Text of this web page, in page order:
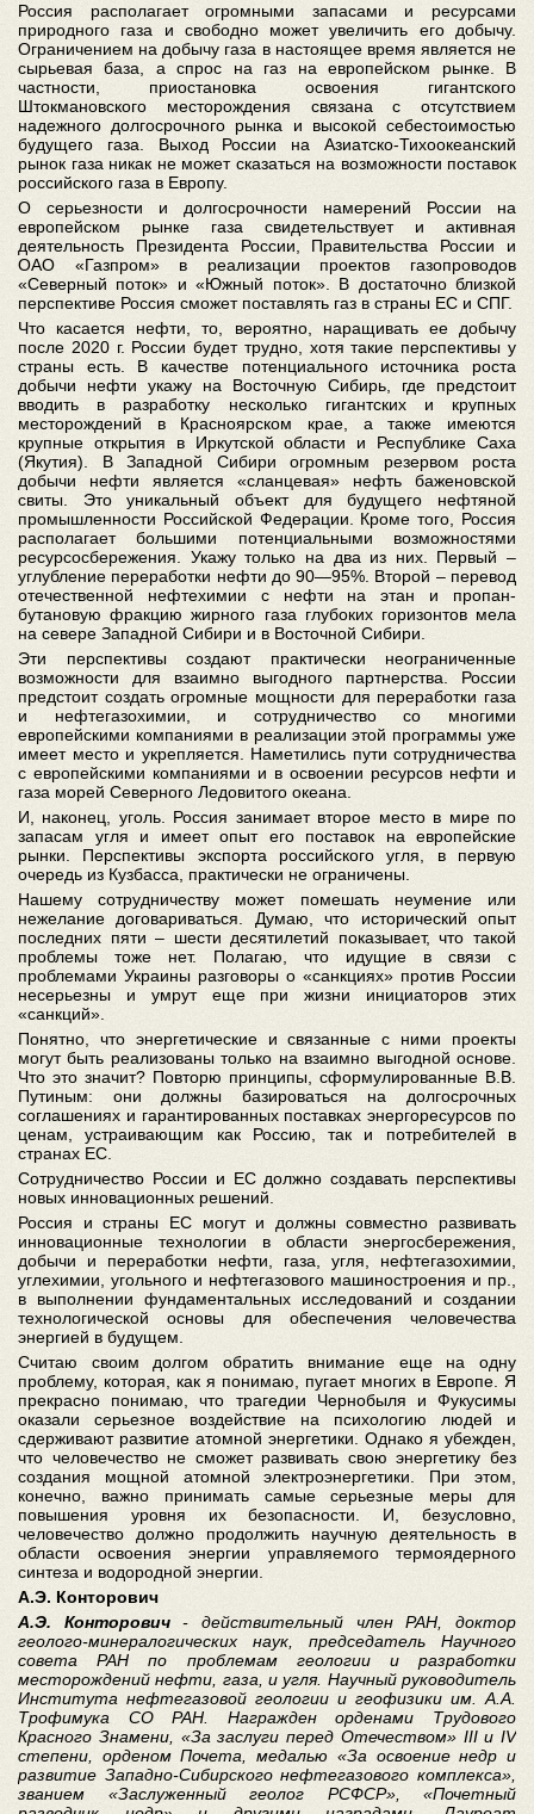
Россия располагает огромными запасами и ресурсами
природного газа и свободно может увеличить его добычу.
Ограничением на добычу газа в настоящее время является не
сырьевая база, а спрос на газ на европейском рынке. В
частности, приостановка освоения гигантского
Штокмановского месторождения связана с отсутствием
надежного долгосрочного рынка и высокой себестоимостью
будущего газа. Выход России на Азиатско-Тихоокеанский
рынок газа никак не может сказаться на возможности поставок
российского газа в Европу.
О серьезности и долгосрочности намерений России на
европейском рынке газа свидетельствует и активная
деятельность Президента России, Правительства России и
ОАО «Газпром» в реализации проектов газопроводов
«Северный поток» и «Южный поток». В достаточно близкой
перспективе Россия сможет поставлять газ в страны ЕС и СПГ.
Что касается нефти, то, вероятно, наращивать ее добычу
после 2020 г. России будет трудно, хотя такие перспективы у
страны есть. В качестве потенциального источника роста
добычи нефти укажу на Восточную Сибирь, где предстоит
вводить в разработку несколько гигантских и крупных
месторождений в Красноярском крае, а также имеются
крупные открытия в Иркутской области и Республике Саха
(Якутия). В Западной Сибири огромным резервом роста
добычи нефти является «сланцевая» нефть баженовской
свиты. Это уникальный объект для будущего нефтяной
промышленности Российской Федерации. Кроме того, Россия
располагает большими потенциальными возможностями
ресурсосбережения. Укажу только на два из них. Первый –
углубление переработки нефти до 90—95%. Второй – перевод
отечественной нефтехимии c нефти на этан и пропан-
бутановую фракцию жирного газа глубоких горизонтов мела
на севере Западной Сибири и в Восточной Сибири.
Эти перспективы создают практически неограниченные
возможности для взаимно выгодного партнерства. России
предстоит создать огромные мощности для переработки газа
и нефтегазохимии, и сотрудничество со многими
европейскими компаниями в реализации этой программы уже
имеет место и укрепляется. Наметились пути сотрудничества
с европейскими компаниями и в освоении ресурсов нефти и
газа морей Северного Ледовитого океана.
И, наконец, уголь. Россия занимает второе место в мире по
запасам угля и имеет опыт его поставок на европейские
рынки. Перспективы экспорта российского угля, в первую
очередь из Кузбасса, практически не ограничены.
Нашему сотрудничеству может помешать неумение или
нежелание договариваться. Думаю, что исторический опыт
последних пяти – шести десятилетий показывает, что такой
проблемы тоже нет. Полагаю, что идущие в связи с
проблемами Украины разговоры о «санкциях» против России
несерьезны и умрут еще при жизни инициаторов этих
«санкций».
Понятно, что энергетические и связанные с ними проекты
могут быть реализованы только на взаимно выгодной основе.
Что это значит? Повторю принципы, сформулированные В.В.
Путиным: они должны базироваться на долгосрочных
соглашениях и гарантированных поставках энергоресурсов по
ценам, устраивающим как Россию, так и потребителей в
странах ЕС.
Сотрудничество России и ЕС должно создавать перспективы
новых инновационных решений.
Россия и страны ЕС могут и должны совместно развивать
инновационные технологии в области энергосбережения,
добычи и переработки нефти, газа, угля, нефтегазохимии,
углехимии, угольного и нефтегазового машиностроения и пр.,
в выполнении фундаментальных исследований и создании
технологической основы для обеспечения человечества
энергией в будущем.
Считаю своим долгом обратить внимание еще на одну
проблему, которая, как я понимаю, пугает многих в Европе. Я
прекрасно понимаю, что трагедии Чернобыля и Фукусимы
оказали серьезное воздействие на психологию людей и
сдерживают развитие атомной энергетики. Однако я убежден,
что человечество не сможет развивать свою энергетику без
создания мощной атомной электроэнергетики. При этом,
конечно, важно принимать самые серьезные меры для
повышения уровня их безопасности. И, безусловно,
человечество должно продолжить научную деятельность в
области освоения энергии управляемого термоядерного
синтеза и водородной энергии.
А.Э. Конторович
А.Э. Конторович- действительный член РАН, доктор
геолого-минералогических наук, председатель Научного
совета РАН по проблемам геологии и разработки
месторождений нефти, газа, и угля. Научный руководитель
Института нефтегазовой геологии и геофизики им. А.А.
Трофимука СО РАН. Награжден орденами Трудового
Красного Знамени, «За заслуги перед Отечеством» III и IV
степени, орденом Почета, медалью «За освоение недр и
развитие Западно-Сибирского нефтегазового комплекса»,
званием «Заслуженный геолог РСФСР», «Почетный